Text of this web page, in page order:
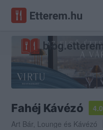
Fahéj Kávézó
4.0
Art Bár, Lounge és Kávézó